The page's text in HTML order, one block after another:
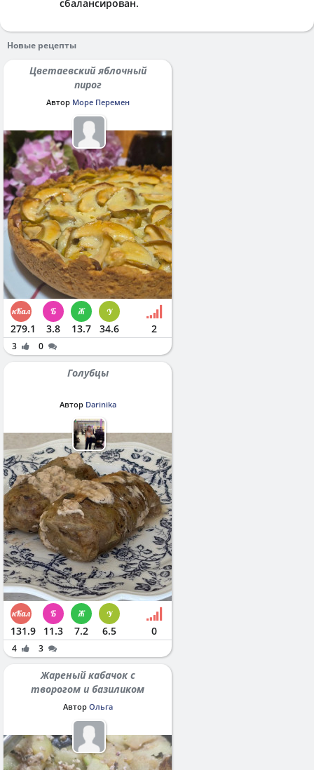
сбалансирован.
Новые рецепты
Цветаевский яблочный
пирог
Автор Море Перемен
279.1 3.8 13.7 34.6 2
3 0
Голубцы
Автор Darinika
131.9 11.3 7.2 6.5 0
4 3
Жареный кабачок с
творогом и базиликом
Автор Ольга